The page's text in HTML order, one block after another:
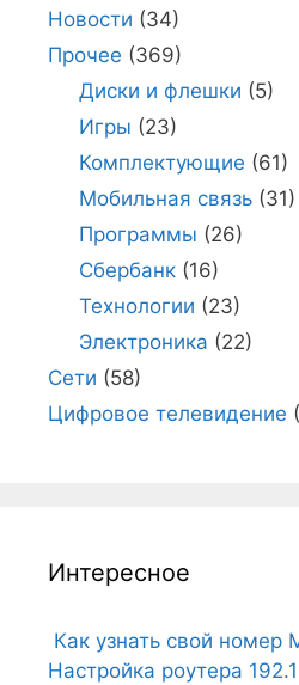
Новости (34)
Прочее (369)
Диски и флешки (5)
Игры (23)
Комплектующие (61)
Мобильная связь(31)
Программы (26)
Сбербанк(16)
Технологии (23)
Электроника (22)
Сети (58)
Цифровое телевидение
Интересное
Как узнать свой номер
Настройка роутера